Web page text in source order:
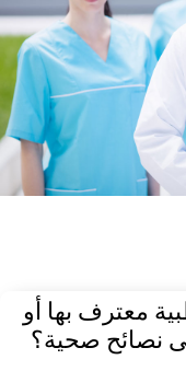
معترف بها أو
نصائح صحية؟